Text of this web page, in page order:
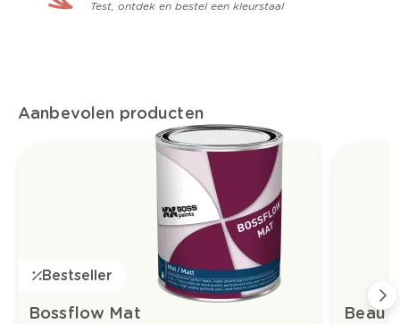
Test, ontdek en bestel een kleurstaal
Aanbevolen producten
Bestseller
Bossflow Mat Beau